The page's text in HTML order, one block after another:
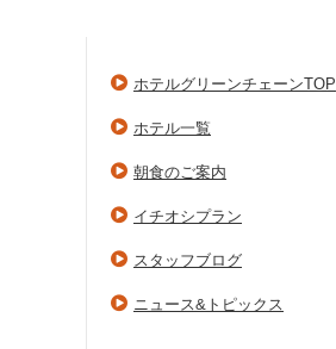
ホテルグリーンチェーンTOP
ホテル一覧
朝食のご案内
イチオシプラン
スタッフブログ
ニュース&トピックス